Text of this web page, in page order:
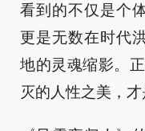
看到的不仅是个
更是无数在时代
地的灵魂缩影。
灭的人性之美，